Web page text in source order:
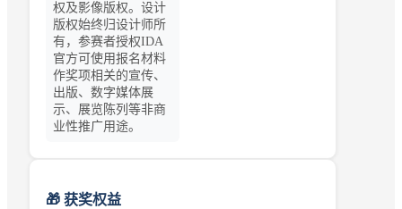
权及影像版权。设计
版权始终归设计师所
有，参赛者授权IDA
官方可使用报名材料
作奖项相关的宣传、
出版、数字媒体展
示、展览陈列等非商
业性推广用途。
🎁 获奖权益